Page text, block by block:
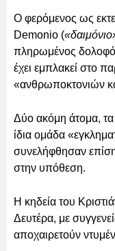
Ο φερόμενος ως
Demonio (
πληρωμένος
έχει εμπλακεί στο
«ανθρωποκτονιών
Δύο ακόμη άτομα, τα
ίδια ομάδα
συνελήφθησαν
στην υπόθεση.
Η κηδεία του
Δευτέρα, με
αποχαιρετούν